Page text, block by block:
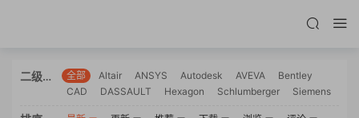
二级分
全部 Altair ANSYS Autodesk AVEVA
Bentley
CAD
DASSAULT Hexagon Schlumberger Siemens